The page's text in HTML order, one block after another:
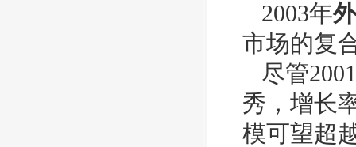
2003年
市场的复
尽管
秀，增长
模可望超